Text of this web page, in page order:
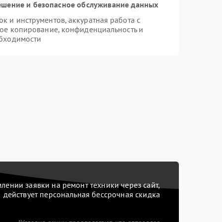
и безопасное обслуживание данных
инструментов, аккуратная работа с
копирование, конфиденциальность и
заявки на ремонт техники через сайт,
действует персональная бессрочная скидка